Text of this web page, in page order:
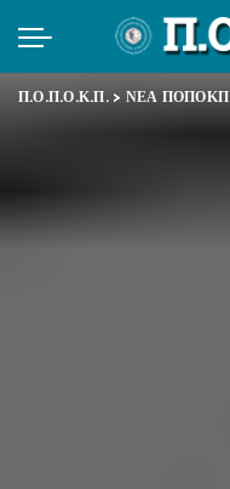
Π.Ο.Π.Ο.Κ.Π.> ΝΕΑ ΠΟΠΟΚΠ